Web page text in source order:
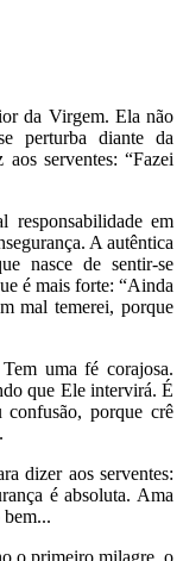
da Virgem. Ela não
perturba diante da
serventes: “Fazei
responsabilidade em
A autêntica
nasce de sentir-se
é mais forte: “Ainda
mal temerei, porque
uma fé corajosa.
que Ele intervirá. É
porque crê
dizer aos serventes:
é absoluta. Ama
o primeiro milagre, o